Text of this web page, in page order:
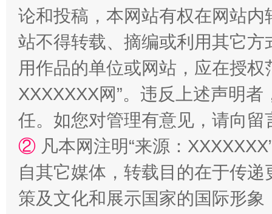
国家大学科技园优化重塑工作
论和投稿，本网站有权在网站
站不得转载、摘编或利用其它
用作品的单位或网站，应在授
XXXXXXX网”。违反上述声明
任。如您对管理有意见，请向
② 凡本网注明“来源：
自其它媒体，转载目的在于传
策及文化和展示国家的国际形